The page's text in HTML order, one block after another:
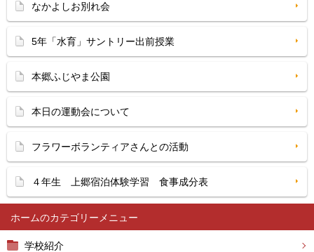
ホーム
学校紹介
なかよしお別れ会
5年「水育」サントリー出前授業
本郷ふじやま公園
本日の運動会について
フラワーボランティアさんとの活動
４年生 上郷宿泊体験学習 食事成分表